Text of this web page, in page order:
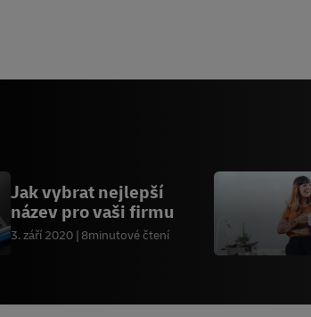
Jak vybrat nejlepší
název pro vaši firmu
3. září 2020 8minutové čtení